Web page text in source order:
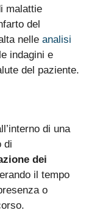
malattie
del
nelle analisi
indagini e
del paziente.
di una
di
dei
il tempo
o